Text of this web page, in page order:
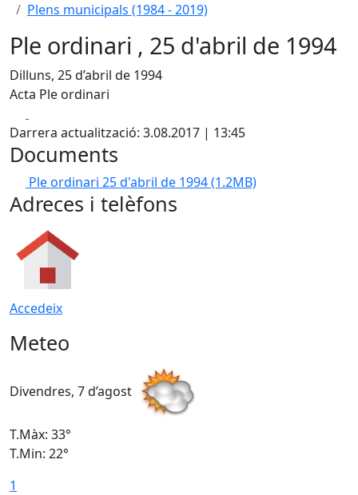
Plens municipals (1984 - 2019)
Ple ordinari , 25 d'abril de 1994
Dilluns, 25 d’abril de 1994
Acta Ple ordinari
Darrera actualització: 3.08.2017 | 13:45
Documents
Ple ordinari 25 d'abril de 1994(1.2MB)
Adreces i telèfons
Accedeix
Meteo
Divendres, 7 d’agost
T.Màx: 33°
T.Min: 22°
1